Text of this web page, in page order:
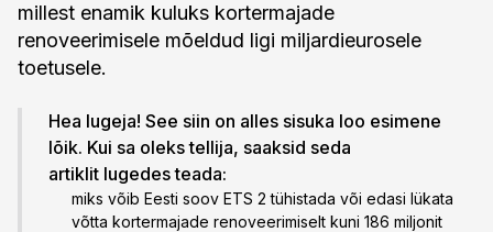
millest enamik kuluks kortermajade
renoveerimisele mõeldud ligi miljardieurosele
toetusele.
Hea lugeja! See siin on alles sisuka loo esimene
lõik. Kui sa oleks tellija, saaksid seda
artiklit lugedes teada:
miks võib Eesti soov ETS 2 tühistada või edasi lükata
võtta kortermajade renoveerimiselt kuni 186 miljonit